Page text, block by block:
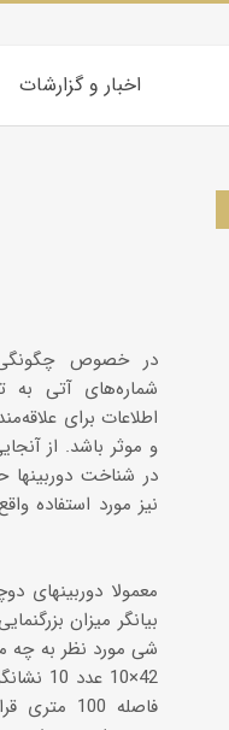
اخبار و گزارشات
در خصوص چگونگی
شماره‌های آتی
اطلاعات برای
و موثر باشد. از
در شناخت
نیز مورد استفاده
معمولا دوربینهای
بیانگر میزان
شی مورد نظر به چه
42×10